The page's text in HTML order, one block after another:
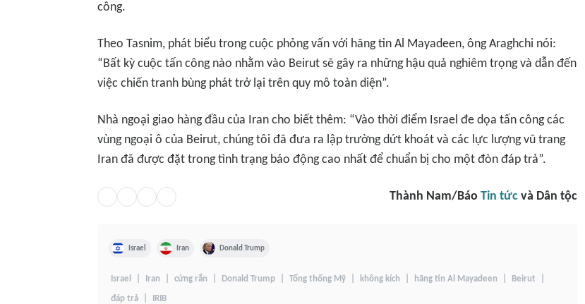
công.
Theo Tasnim, phát biểu trong cuộc phỏng vấn với hãng tin Al Mayadeen, ông Araghchi nói:
“Bất kỳ cuộc tấn công nào nhằm vào Beirut sẽ gây ra những hậu quả nghiêm trọng và dẫn đến
việc chiến tranh bùng phát trở lại trên quy mô toàn diện”.
Nhà ngoại giao hàng đầu của Iran cho biết thêm: “Vào thời điểm Israel đe dọa tấn công các
vùng ngoại ô của Beirut, chúng tôi đã đưa ra lập trường dứt khoát và các lực lượng vũ trang
Iran đã được đặt trong tình trạng báo động cao nhất để chuẩn bị cho một đòn đáp trả”.
Thành Nam/Báo Tin tức và Dân tộc
Israel Iran Donald Trump
Israel Iran cứng rắn Donald Trump Tổng thống Mỹ không kích hãng tin Al Mayadeen Beirut
đáp trả IRIB